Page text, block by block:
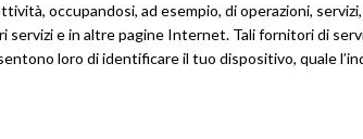
occupandosi, ad esempio, di operazioni,
e in altre pagine Internet. Tali fornitori di
loro di identificare il tuo dispositivo, quale